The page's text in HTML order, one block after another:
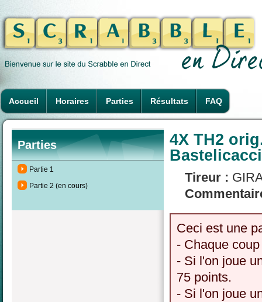
Accueil Horaires Parties Résultats FAQ
Parties
Partie 1
Partie 2 (en cours)
4X TH2
Tireur :
Ceci est une
- Chaque
- Si l'on joue
75 points.
- Si l'on joue